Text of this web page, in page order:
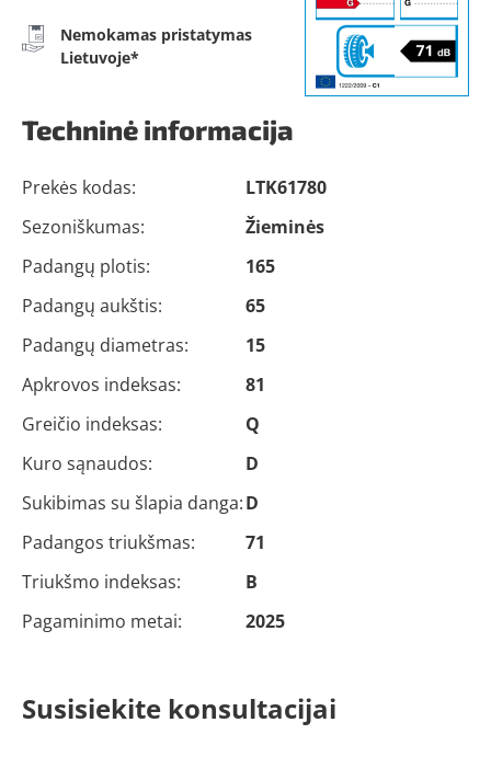
Nemokamas pristatymas
Lietuvoje*
Techninė informacija
Prekės kodas:
LTK61780
Sezoniškumas:
Žieminės
Padangų plotis:
165
Padangų aukštis:
65
Padangų diametras:
15
Apkrovos indeksas:
81
Greičio indeksas:
Q
Kuro sąnaudos:
D
Sukibimas su šlapia danga:D
Padangos triukšmas:
71
Triukšmo indeksas:
B
Pagaminimo metai:
2025
Susisiekite konsultacijai